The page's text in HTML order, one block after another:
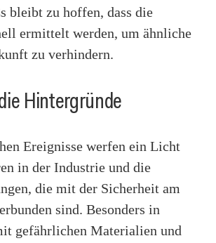
bleibt zu hoffen, dass die
ermittelt werden, um ähnliche
zu verhindern.
Hintergründe
Ereignisse werfen ein Licht
in der Industrie und die
die mit der Sicherheit am
sind. Besonders in
gefährlichen Materialien und